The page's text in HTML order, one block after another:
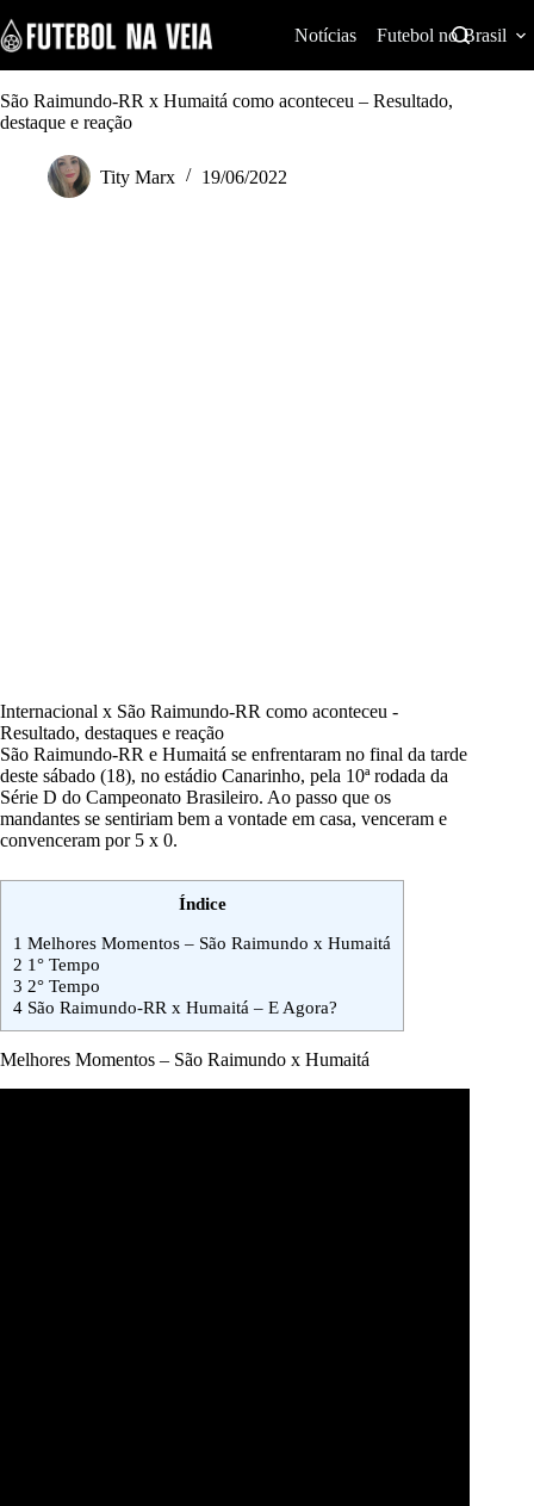
k
i
p
t
o
Notícias Futebol no Brasil
São Raimundo-RR x Humaitá como aconteceu – Resultado,
destaque e reação
Tity Marx 19/06/2022
Internacional x São Raimundo-RR como aconteceu -
Resultado, destaques e reação
São Raimundo-RR e Humaitá se enfrentaram no final da tarde
deste sábado (18), no estádio Canarinho, pela 10ª rodada da
Série D do Campeonato Brasileiro. Ao passo que os
mandantes se sentiriam bem a vontade em casa, venceram e
convenceram por 5 x 0.
Índice
1 Melhores Momentos – São Raimundo x Humaitá
2 1° Tempo
3 2° Tempo
4 São Raimundo-RR x Humaitá – E Agora?
Melhores Momentos – São Raimundo x Humaitá